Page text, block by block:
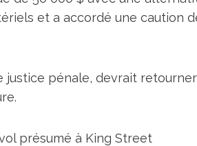
et a accordé une caution
justice pénale, devrait
présumé à King Street